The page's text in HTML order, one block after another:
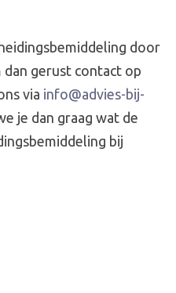
door
dan gerust contact op
via info@advies-bij-
je dan graag wat de
bij